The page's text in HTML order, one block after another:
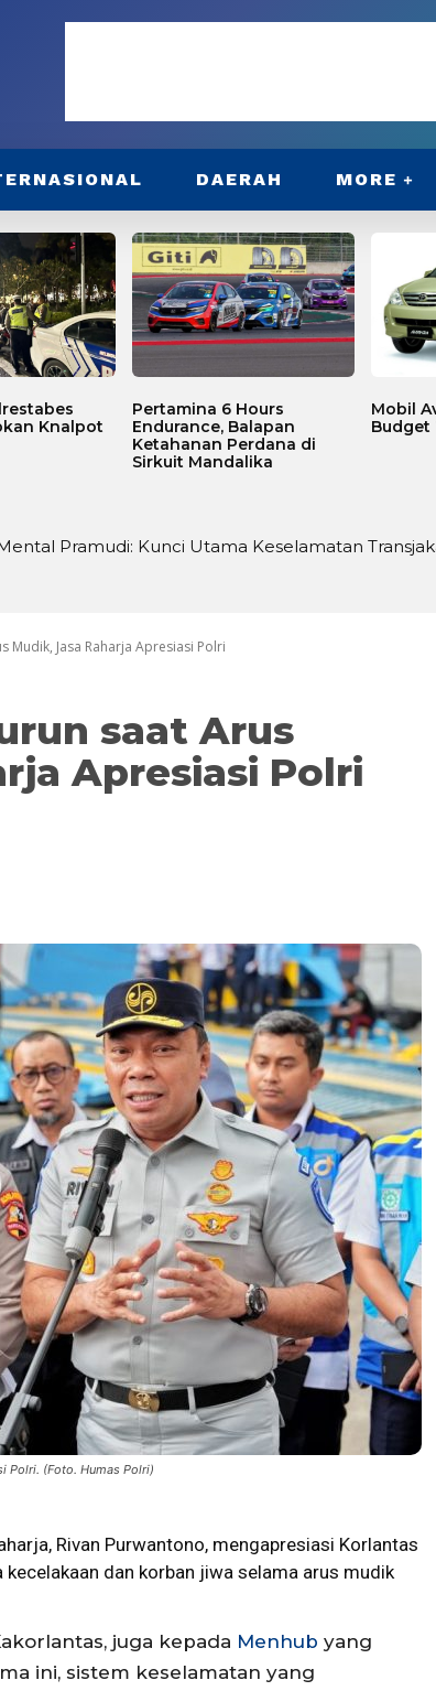
DAERAH MORE
Knalpot
Pertamina 6 Hours
Endurance, Balapan
Ketahanan Perdana di
Sirkuit Mandalika
Mobil
Budget
Pramudi: Kunci Utama Keselamatan
di Sei Silau Barat untuk Ketahanan Pangan
Mudik, Jasa Raharja Apresiasi Polri
saat Arus
Apresiasi Polri
Polri. (Foto. Humas Polri)
Rivan Purwantono, mengapresiasi Korlantas
kecelakaan dan korban jiwa selama arus mudik
juga kepada Menhub yang
ini, sistem keselamatan yang